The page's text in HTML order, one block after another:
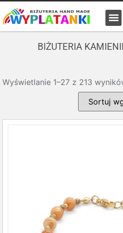
BIŻUTERIA
Wyświetlanie 1–27 z 213